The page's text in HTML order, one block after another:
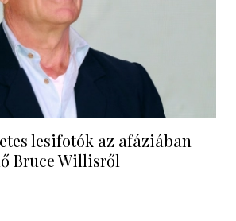
lesifotók az afáziában
Bruce Willisről